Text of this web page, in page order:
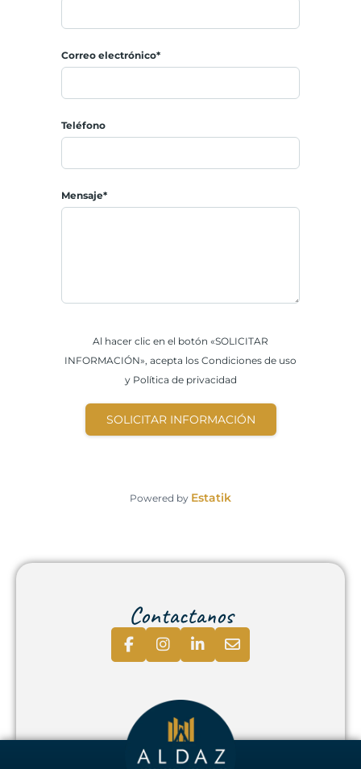
Correo electrónico*
Teléfono
Mensaje*
Al hacer clic en el botón «SOLICITAR
INFORMACIÓN», acepta los Condiciones de uso
y Política de privacidad
SOLICITAR INFORMACIÓN
Powered by Estatik
Contactanos